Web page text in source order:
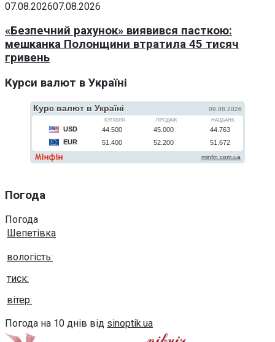
07.08.202607.08.2026
«Безпечний рахунок» виявився пасткою:
мешканка Полонщини втратила 45 тисяч
гривень
Курси валют в Україні
Погода
Погода
Шепетівка
вологість:
тиск:
вітер:
Погода на 10 днів від sinoptik.ua